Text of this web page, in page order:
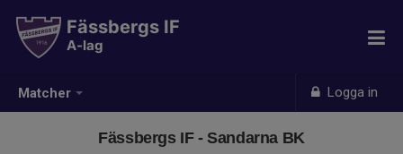
Matcher Logga in
Fässbergs IF
A-lag
Fässbergs IF - Sandarna BK